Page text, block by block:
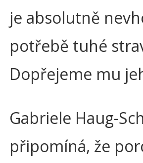
je absolutně
potřebě tuhé
Dopřejeme mu
Gabriele Haug-
připomíná, že